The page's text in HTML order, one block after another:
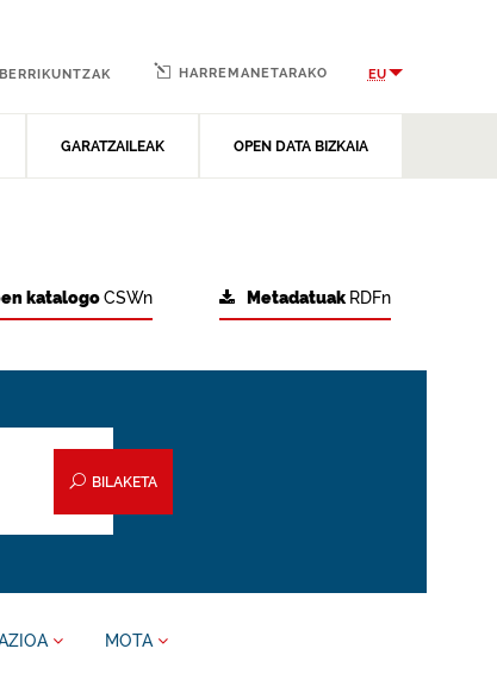
GARATZAILEAK OPEN DATA BIZKAIA
BERRIKUNTZAK HARREMANETARAKO EU
Metadatuak RDFn
katalogoCSWn
BILAKETA
MOTA